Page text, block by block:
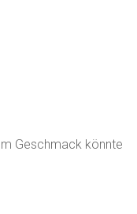
Geschmack könnte